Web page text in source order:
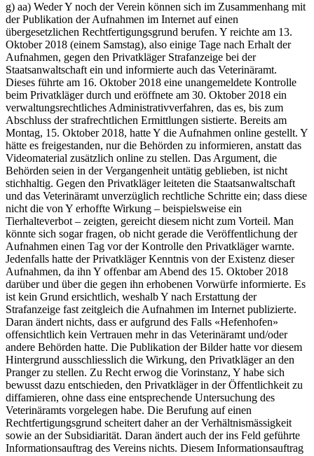
g) aa) Weder Y noch der Verein können sich im Zusammenhang mit
der Publikation der Aufnahmen im Internet auf einen
übergesetzlichen Rechtfertigungsgrund berufen. Y reichte am 13.
Oktober 2018 (einem Samstag), also einige Tage nach Erhalt der
Aufnahmen, gegen den Privatkläger Strafanzeige bei der
Staatsanwaltschaft ein und informierte auch das Veterinäramt.
Dieses führte am 16. Oktober 2018 eine unangemeldete Kontrolle
beim Privatkläger durch und eröffnete am 30. Oktober 2018 ein
verwaltungsrechtliches Administrativverfahren, das es, bis zum
Abschluss der strafrechtlichen Ermittlungen sistierte. Bereits am
Montag, 15. Oktober 2018, hatte Y die Aufnahmen online gestellt. Y
hätte es freigestanden, nur die Behörden zu informieren, anstatt das
Videomaterial zusätzlich online zu stellen. Das Argument, die
Behörden seien in der Vergangenheit untätig geblieben, ist nicht
stichhaltig. Gegen den Privatkläger leiteten die Staatsanwaltschaft
und das Veterinäramt unverzüglich rechtliche Schritte ein; dass diese
nicht die von Y erhoffte Wirkung – beispielsweise ein
Tierhalteverbot – zeigten, gereicht diesem nicht zum Vorteil. Man
könnte sich sogar fragen, ob nicht gerade die Veröffentlichung der
Aufnahmen einen Tag vor der Kontrolle den Privatkläger warnte.
Jedenfalls hatte der Privatkläger Kenntnis von der Existenz dieser
Aufnahmen, da ihn Y offenbar am Abend des 15. Oktober 2018
darüber und über die gegen ihn erhobenen Vorwürfe informierte. Es
ist kein Grund ersichtlich, weshalb Y nach Erstattung der
Strafanzeige fast zeitgleich die Aufnahmen im Internet publizierte.
Daran ändert nichts, dass er aufgrund des Falls «Hefenhofen»
offensichtlich kein Vertrauen mehr in das Veterinäramt und/oder
andere Behörden hatte. Die Publikation der Bilder hatte vor diesem
Hintergrund ausschliesslich die Wirkung, den Privatkläger an den
Pranger zu stellen. Zu Recht erwog die Vorinstanz, Y habe sich
bewusst dazu entschieden, den Privatkläger in der Öffentlichkeit zu
diffamieren, ohne dass eine entsprechende Untersuchung des
Veterinäramts vorgelegen habe. Die Berufung auf einen
Rechtfertigungsgrund scheitert daher an der Verhältnismässigkeit
sowie an der Subsidiarität. Daran ändert auch der ins Feld geführte
Informationsauftrag des Vereins nichts. Diesem Informationsauftrag